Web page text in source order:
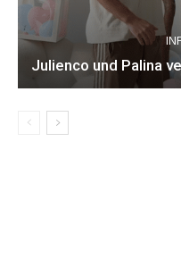
Julienco und Palina